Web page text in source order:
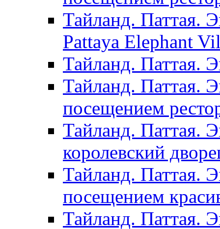
Тайланд. Паттая.
Pattaya Elephant
Тайланд. Паттая.
Тайланд. Паттая.
посещением
Тайланд. Паттая.
королевский
Тайланд. Паттая.
посещением
Тайланд. Паттая.